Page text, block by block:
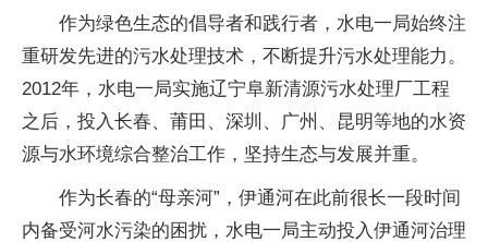
作为绿色生态的倡导者和践行者，水电一局始终注
重研发先进的污水处理技术，不断提升污水处理能力。
2012年，水电一局实施辽宁阜新清源污水处理厂工程
之后，投入长春、莆田、深圳、广州、昆明等地的水资
源与水环境综合整治工作，坚持生态与发展并重。
作为长春的“母亲河”，伊通河在此前很长一段时间
内备受河水污染的困扰，水电一局主动投入伊通河治理